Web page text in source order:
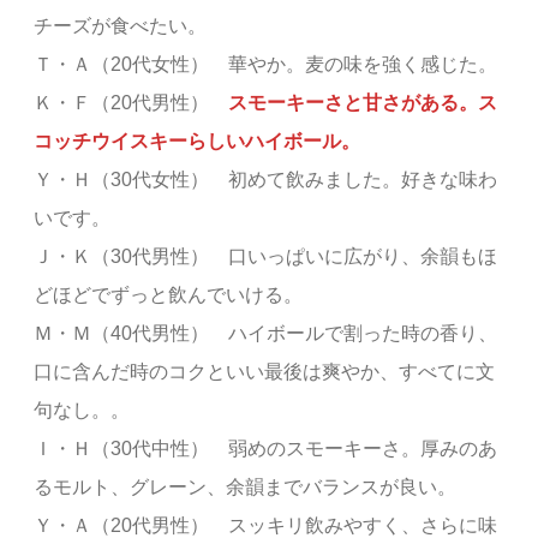
チーズが食べたい。
Ｔ・Ａ（20代女性） 華やか。麦の味を強く感じた。
Ｋ・Ｆ（20代男性）
スモーキーさと甘さがある。ス
コッチウイスキーらしいハイボール。
Ｙ・Ｈ（30代女性） 初めて飲みました。好きな味わ
いです。
Ｊ・Ｋ（30代男性） 口いっぱいに広がり、余韻もほ
どほどでずっと飲んでいける。
Ｍ・Ｍ（40代男性） ハイボールで割った時の香り、
口に含んだ時のコクといい最後は爽やか、すべてに文
句なし。。
Ｉ・Ｈ（30代中性） 弱めのスモーキーさ。厚みのあ
るモルト、グレーン、余韻までバランスが良い。
Ｙ・Ａ（20代男性） スッキリ飲みやすく、さらに味